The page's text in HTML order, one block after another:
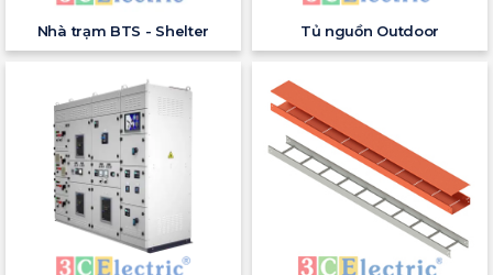
Nhà trạm BTS - Shelter Tủ nguồn Outdoor